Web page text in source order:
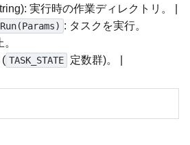
実行時の作業ディレクトリ。 |
Run(Params) : タスクを実行。
( TASK_STATE 定数群)。 |